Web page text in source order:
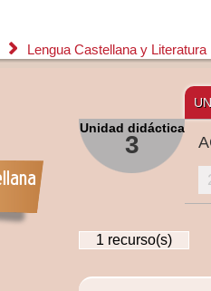
Lengua Castellana y Literatura
Unidad didáctica
3
1 recurso(s)